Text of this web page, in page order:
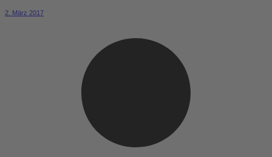
2. März 2017